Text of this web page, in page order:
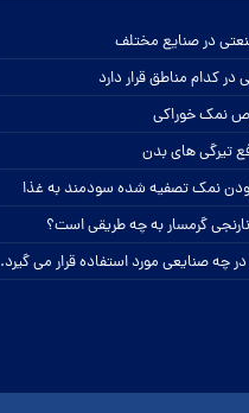
در صنایع مختلف
در کدام مناطق قرار دارد
نمک خوراکی
تیرگی های بدن
نمک تصفیه شده سودمند به غذا
گرمسار به چه طریقی است؟
صنایعی مورد استفاده قرار می گیرد.